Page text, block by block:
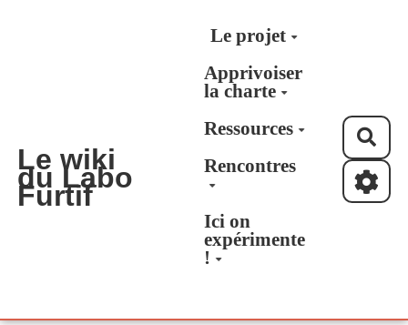
Aller au contenu principal
Le wiki
du Labo
Furtif
Le projet
Apprivoiser
la charte
Ressources
Rencontres
Ici on
expérimente
!